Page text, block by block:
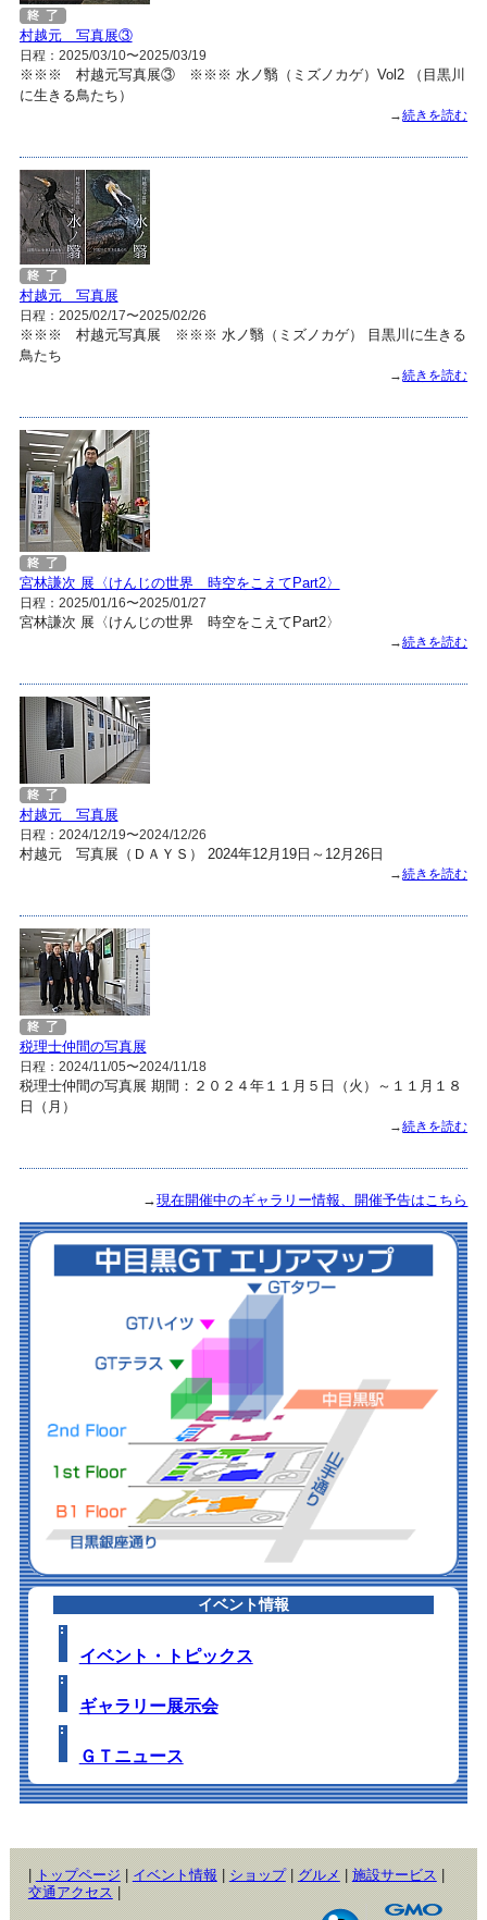
村越元 写真展③
日程：2025/03/10〜2025/03/19
※※※ 村越元写真展③ ※※※ 水ノ翳（ミズノカゲ）Vol2 （目黒川
に生きる鳥たち）
→続きを読む
村越元 写真展
日程：2025/02/17〜2025/02/26
※※※ 村越元写真展 ※※※ 水ノ翳（ミズノカゲ） 目黒川に生きる
鳥たち
→続きを読む
宮林謙次 展〈けんじの世界 時空をこえてPart2〉
日程：2025/01/16〜2025/01/27
宮林謙次 展〈けんじの世界 時空をこえてPart2〉
→続きを読む
村越元 写真展
日程：2024/12/19〜2024/12/26
村越元 写真展（ＤＡＹＳ） 2024年12月19日～12月26日
→続きを読む
税理士仲間の写真展
日程：2024/11/05〜2024/11/18
税理士仲間の写真展 期間：２０２４年１１月５日（火）～１１月１８
日（月）
→続きを読む
→現在開催中のギャラリー情報、開催予告はこちら
イベント情報
イベント・トピックス
ギャラリー展示会
ＧＴニュース
|トップページ|イベント情報|ショップ|グルメ|施設サービス|
交通アクセス|